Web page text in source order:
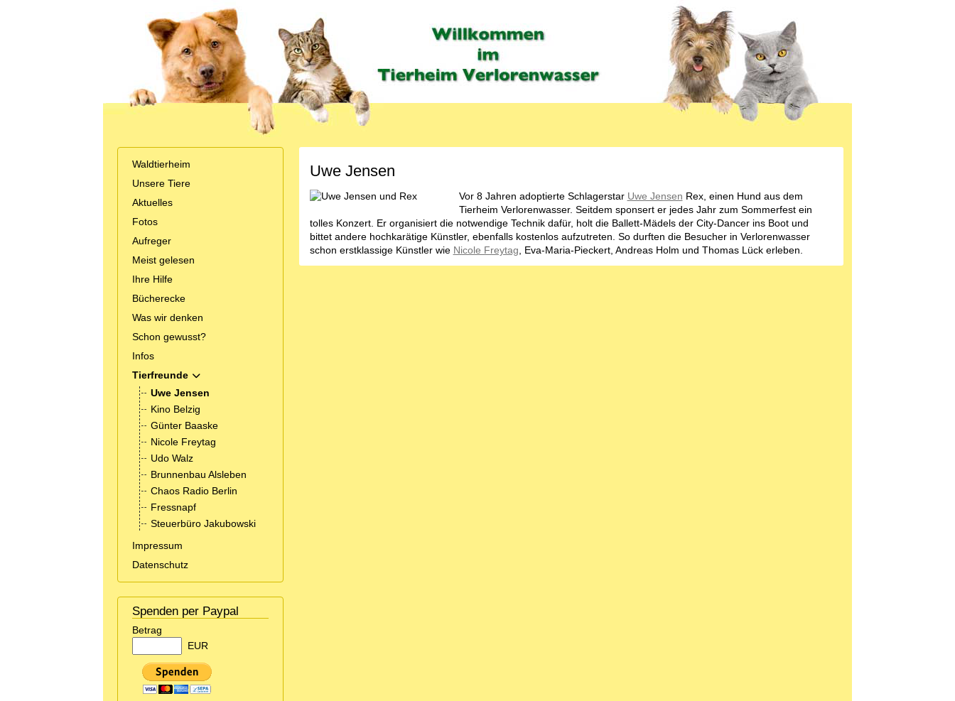
Waldtierheim
Unsere Tiere
Aktuelles
Fotos
Aufreger
Meist gelesen
Ihre Hilfe
Bücherecke
Was wir denken
Schon gewusst?
Infos
Tierfreunde
MOD_MENU_TOGGLE_SUBMENU_LABEL
Uwe Jensen
Kino Belzig
Günter Baaske
Nicole Freytag
Udo Walz
Brunnenbau Alsleben
Chaos Radio Berlin
Fressnapf
Steuerbüro Jakubowski
Impressum
Datenschutz
Spenden per Paypal
Betrag
EUR
Uwe Jensen
Vor 8 Jahren adoptierte Schlagerstar Uwe Jensen Rex, einen Hund aus dem
Tierheim Verlorenwasser. Seitdem sponsert er jedes Jahr zum Sommerfest ein
tolles Konzert. Er organisiert die notwendige Technik dafür, holt die Ballett-Mädels der City-Dancer ins Boot und
bittet andere hochkarätige Künstler, ebenfalls kostenlos aufzutreten. So durften die Besucher in Verlorenwasser
schon erstklassige Künstler wie Nicole Freytag , Eva-Maria-Pieckert, Andreas Holm und Thomas Lück erleben.